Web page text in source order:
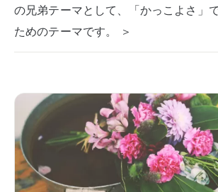
の兄弟テーマとして、「かっこよさ」
ためのテーマです。 ＞